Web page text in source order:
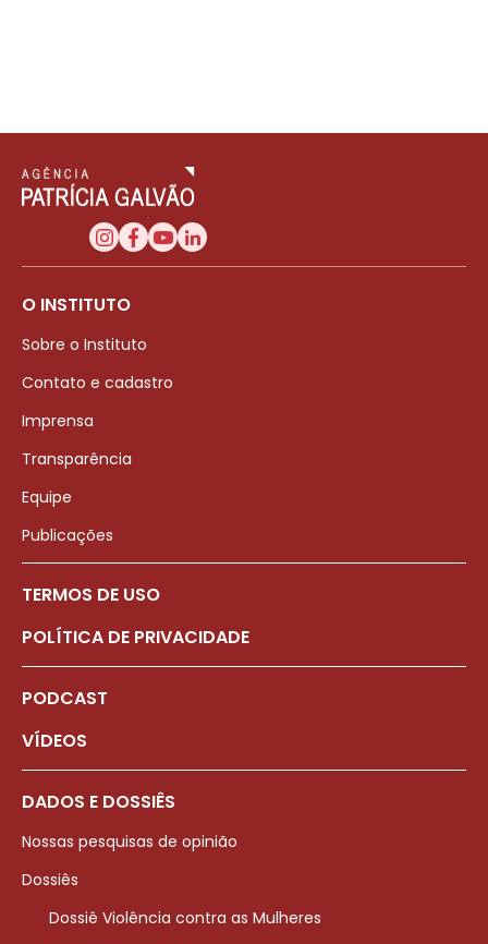
O INSTITUTO
Sobre o Instituto
Contato e cadastro
Imprensa
Transparência
Equipe
Publicações
TERMOS DE USO
POLÍTICA DE PRIVACIDADE
PODCAST
VÍDEOS
DADOS E DOSSIÊS
Nossas pesquisas de opinião
Dossiês
Dossiê Violência contra as Mulheres